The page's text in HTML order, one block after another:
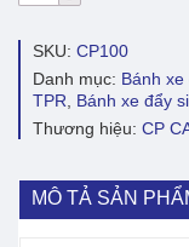
TPR
điện
CP100
xoay
số
lượng
SKU: CP100
Danh mục: Bánh
TPR
Bánh xe đẩy
Thương hiệu: CP
MÔ TẢ SẢN